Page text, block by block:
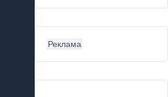
Реклама